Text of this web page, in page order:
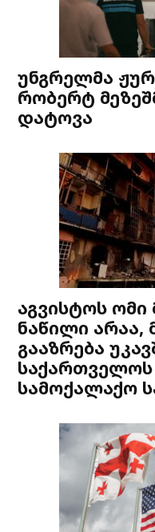
უნგრელმა
რობერტ
დატოვა
აგვისტოს
ნაწილი არაა,
გააზრება
სამოქალაქო